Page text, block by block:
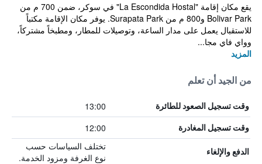
يقع مكان إقامة "La Escondida Hostal" في سوكر، ضمن 700 م من
Bolivar Park و800 م من Surapata Park. يوفر مكان الإقامة مكتباً
للاستقبال يعمل على مدار الساعة، وتوصيلات للمطار، ومطبخاً مشتركاً،
وواي فاي مجا...
المزيد
من الجيد أن تعلم
وقت تسجيل الصعود للطائرة 13:00
وقت تسجيل المغادرة 12:00
الدفع والإلغاء
تختلف السياسات حسب
نوع الغرفة ومزود الخدمة.